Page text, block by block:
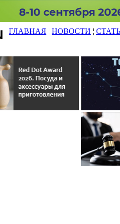
ГЛАВНАЯ ¦ НОВОСТИ ¦